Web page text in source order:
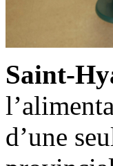
Saint-
d’une